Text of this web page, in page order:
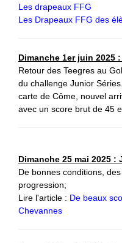
Les drapeaux FFG
Les Drapeaux FFG des
Dimanche 1er juin 2025
Retour des Teegres au
du challenge Junior
carte de Côme, nouvel
avec un score brut de 45
Dimanche 25 mai 2025 :
De bonnes conditions,
progression;
Lire l'article : De beaux
Chevannes